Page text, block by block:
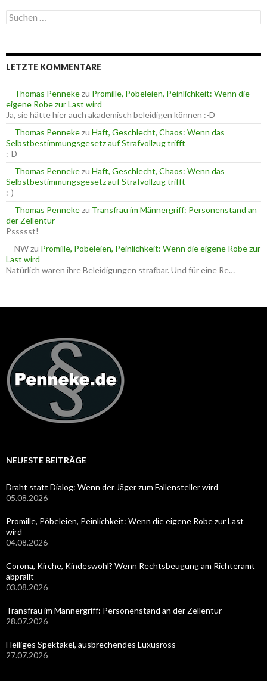
g
o
n
S
u
e
n
c
h
:
LETZTE KOMMENTARE
Thomas Pennekezu Promille, Pöbeleien, Peinlichkeit: Wenn die
eigene Robe zur Last wird
Ja, sie hätte hier auch akademisch beleidigen können :-D
Thomas Pennekezu Haft, Geschlecht, Chaos: Wenn das
Selbstbestimmungsgesetz auf Strafvollzug trifft
:-D
Thomas Pennekezu Haft, Geschlecht, Chaos: Wenn das
Selbstbestimmungsgesetz auf Strafvollzug trifft
:-)
Thomas Pennekezu Transfrau im Männergriff: Personenstand an
der Zellentür
Pssssst!
NWzu Promille, Pöbeleien, Peinlichkeit: Wenn die eigene Robe zur
Last wird
Natürlich waren ihre Beleidigungen strafbar. Und für eine Re…
NEUESTE BEITRÄGE
Draht statt Dialog: Wenn der Jäger zum Fallensteller wird
05.08.2026
Promille, Pöbeleien, Peinlichkeit: Wenn die eigene Robe zur Last
wird
04.08.2026
Corona, Kirche, Kindeswohl? Wenn Rechtsbeugung am Richteramt
abprallt
03.08.2026
Transfrau im Männergriff: Personenstand an der Zellentür
28.07.2026
Heiliges Spektakel, ausbrechendes Luxusross
27.07.2026